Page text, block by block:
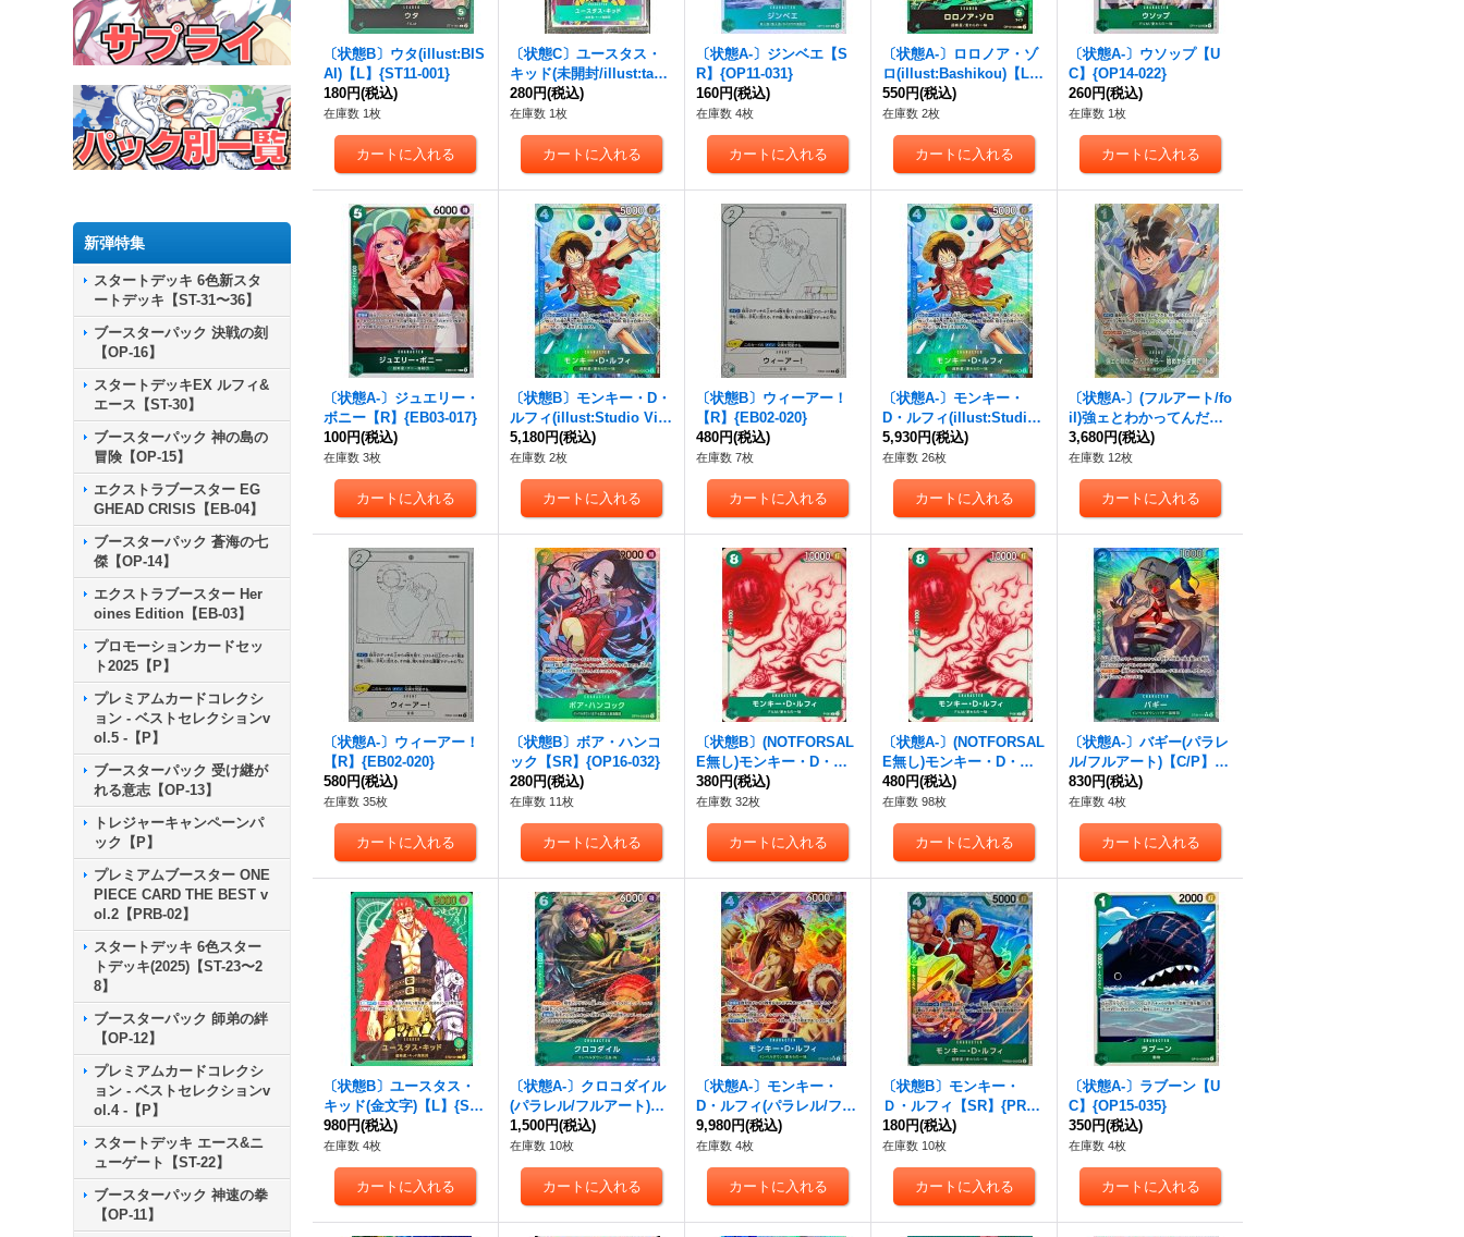
新弾特集
スタートデッキ 6色新スタ
ートデッキ【ST-31〜36】
ブースターパック 決戦の刻
【OP-16】
スタートデッキEX ルフィ&
エース【ST-30】
ブースターパック 神の島の
冒険【OP-15】
エクストラブースター EG
GHEAD CRISIS【EB-04】
ブースターパック 蒼海の七
傑【OP-14】
エクストラブースター Her
oines Edition【EB-03】
プロモーションカードセッ
ト2025【P】
プレミアムカードコレクシ
ョン - ベストセレクションv
ol.5 -【P】
ブースターパック 受け継が
れる意志【OP-13】
トレジャーキャンペーンパ
ック【P】
プレミアムブースター ONE
PIECE CARD THE BEST v
ol.2【PRB-02】
スタートデッキ 6色スター
トデッキ(2025)【ST-23〜2
8】
ブースターパック 師弟の絆
【OP-12】
プレミアムカードコレクシ
ョン - ベストセレクションv
ol.4 -【P】
スタートデッキ エース&ニ
ューゲート【ST-22】
ブースターパック 神速の拳
【OP-11】
〔状態B〕ウタ(illust:BIS
AI)【L】{ST11-001}
180円(税込)
在庫数 1枚
〔状態C〕ユースタス・
キッド(未開封/illust:tasa
ka)【P】{P-003}
280円(税込)
在庫数 1枚
〔状態A-〕ジンベエ【S
R】{OP11-031}
160円(税込)
在庫数 4枚
〔状態A-〕ロロノア・ゾ
ロ(illust:Bashikou)【L】
{OP12-020}
550円(税込)
在庫数 2枚
〔状態A-〕ウソップ【U
C】{OP14-022}
260円(税込)
在庫数 1枚
〔状態A-〕ジュエリー・
ボニー【R】{EB03-017}
100円(税込)
在庫数 3枚
〔状態B〕モンキー・D・
ルフィ(illust:Studio Vig
or Co.Ltd)【SR】{PRB0
2-005}
5,180円(税込)
在庫数 2枚
〔状態B〕ウィーアー！
【R】{EB02-020}
480円(税込)
在庫数 7枚
〔状態A-〕モンキー・
D・ルフィ(illust:Studio
Vigor Co.Ltd)【SR】{PR
B02-005}
5,930円(税込)
在庫数 26枚
〔状態A-〕(フルアート/fo
il)強ェとわかってんだか
ら… 始めから全開だ!!!(ill
ust:otton)【R】{OP13-04
0}
3,680円(税込)
在庫数 12枚
〔状態A-〕ウィーアー！
【R】{EB02-020}
580円(税込)
在庫数 35枚
〔状態B〕ボア・ハンコ
ック【SR】{OP16-032}
280円(税込)
在庫数 11枚
〔状態B〕(NOTFORSAL
E無し)モンキー・D・ル
フィ【P】{P-061}
380円(税込)
在庫数 32枚
〔状態A-〕(NOTFORSAL
E無し)モンキー・D・ル
フィ【P】{P-061}
480円(税込)
在庫数 98枚
〔状態A-〕バギー(パラレ
ル/フルアート)【C/P】{S
T30-011}
830円(税込)
在庫数 4枚
〔状態B〕ユースタス・
キッド(金文字)【L】{ST0
2-001}
980円(税込)
在庫数 4枚
〔状態A-〕クロコダイル
(パラレル/フルアート)
【C/P】{ST30-010}
1,500円(税込)
在庫数 10枚
〔状態A-〕モンキー・
D・ルフィ(パラレル/フル
アート)【SR/P】{ST30-0
12}
9,980円(税込)
在庫数 4枚
〔状態B〕モンキー・
Ｄ・ルフィ【SR】{PRB0
2-005}
180円(税込)
在庫数 10枚
〔状態A-〕ラブーン【U
C】{OP15-035}
350円(税込)
在庫数 4枚